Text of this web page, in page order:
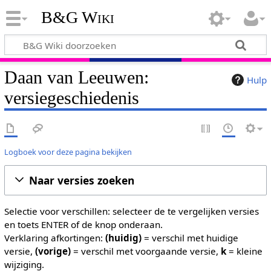
B&G Wiki
Hulp
Daan van Leeuwen:
versiegeschiedenis
Logboek voor deze pagina bekijken
Naar versies zoeken
Selectie voor verschillen: selecteer de te vergelijken versies
en toets ENTER of de knop onderaan.
Verklaring afkortingen: (huidig)= verschil met huidige
versie, (vorige)= verschil met voorgaande versie, k= kleine
wijziging.